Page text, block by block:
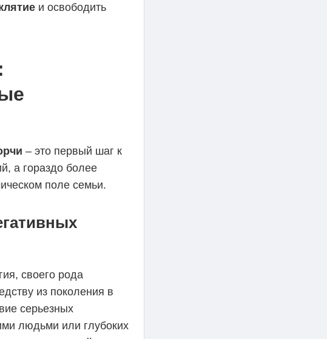
и освободить
– это первый шаг к
а гораздо более
поле семьи.
своего рода
из поколения в
серьезных
людьми или глубоких